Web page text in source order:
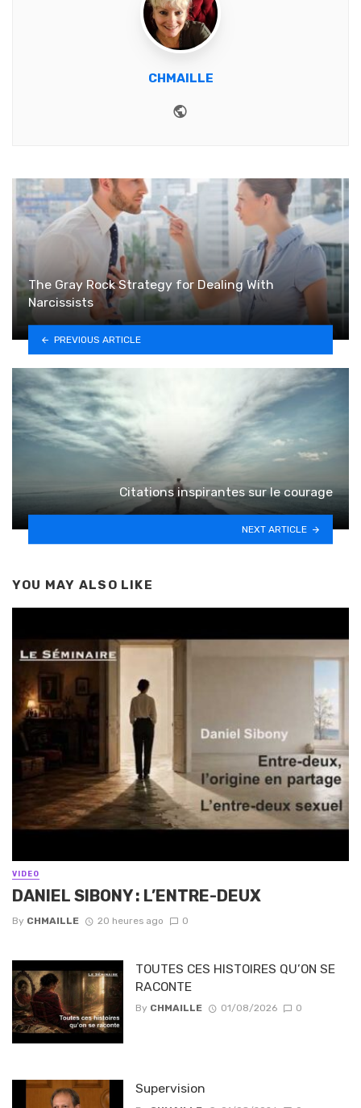
CHMAILLE
The Gray Rock Strategy for Dealing With
Narcissists
PREVIOUS ARTICLE
Citations inspirantes sur le courage
NEXT ARTICLE
YOU MAY ALSO LIKE
VIDEO
DANIEL SIBONY : L’ENTRE-DEUX
By CHMAILLE 20 heures ago 0
TOUTES CES HISTOIRES QU’ON SE
RACONTE
By CHMAILLE 01/08/2026 0
Supervision